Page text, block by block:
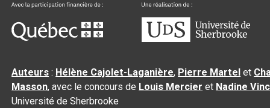
Auteurs : Hélène Cajolet-Laganière, Pierre Martel et
Masson, avec le concours de Louis Mercier et Nadine
Université de Sherbrooke